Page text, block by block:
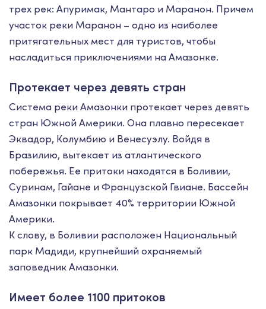
трех рек: Апуримак, Мантаро и Маранон. Причем
участок реки Маранон – одно из наиболее
притягательных мест для туристов, чтобы
насладиться приключениями на Амазонке.
Протекает через девять стран
Система реки Амазонки протекает через девять
стран Южной Америки. Она плавно пересекает
Эквадор, Колумбию и Венесуэлу. Войдя в
Бразилию, вытекает из атлантического
побережья. Ее притоки находятся в Боливии,
Суринам, Гайане и Французской Гвиане. Бассейн
Амазонки покрывает 40% территории Южной
Америки.
К слову, в Боливии расположен Национальный
парк Мадиди, крупнейший охраняемый
заповедник Амазонки.
Имеет более 1100 притоков